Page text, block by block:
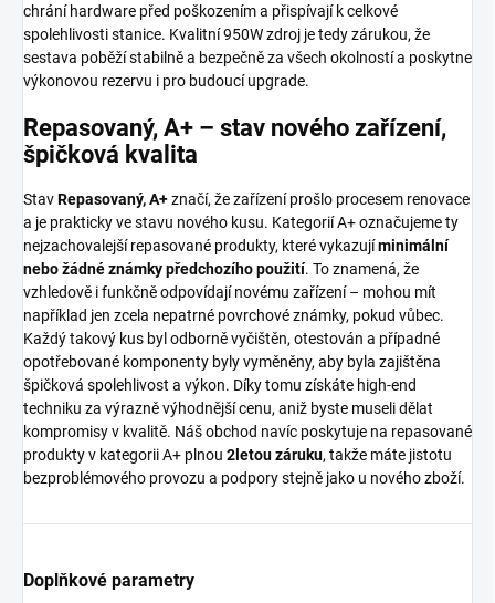
chrání hardware před poškozením a přispívají k celkové
spolehlivosti stanice. Kvalitní 950W zdroj je tedy zárukou, že
sestava poběží stabilně a bezpečně za všech okolností a poskytne
výkonovou rezervu i pro budoucí upgrade.
Repasovaný, A+ – stav nového zařízení,
špičková kvalita
StavRepasovaný, A+značí, že zařízení prošlo procesem renovace
a je prakticky ve stavu nového kusu. Kategorií A+ označujeme ty
nejzachovalejší repasované produkty, které vykazujíminimální
nebo žádné známky předchozího použití. To znamená, že
vzhledově i funkčně odpovídají novému zařízení – mohou mít
například jen zcela nepatrné povrchové známky, pokud vůbec.
Každý takový kus byl odborně vyčištěn, otestován a případné
opotřebované komponenty byly vyměněny, aby byla zajištěna
špičková spolehlivost a výkon. Díky tomu získáte high-end
techniku za výrazně výhodnější cenu, aniž byste museli dělat
kompromisy v kvalitě. Náš obchod navíc poskytuje na repasované
produkty v kategorii A+ plnou 2letou záruku, takže máte jistotu
bezproblémového provozu a podpory stejně jako u nového zboží.
Doplňkové parametry